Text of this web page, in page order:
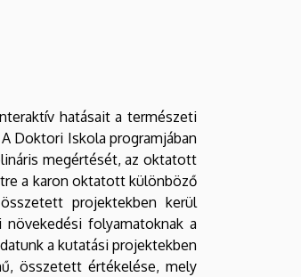
hatásait a természeti
Doktori Iskola programjában
megértését, az oktatott
a karon oktatott különböző
projektekben kerül
folyamatoknak a
a kutatási projektekben
összetett értékelése, mely